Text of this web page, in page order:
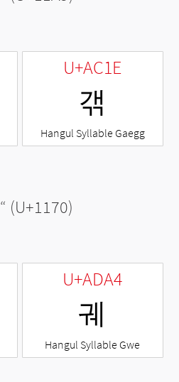
U+AC1E
갞
Hangul Syllable Gaegg
“ (U+1170)
U+ADA4
궤
Hangul Syllable Gwe